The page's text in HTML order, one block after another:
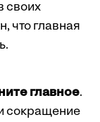
своих
что главная
главное.
сокращение